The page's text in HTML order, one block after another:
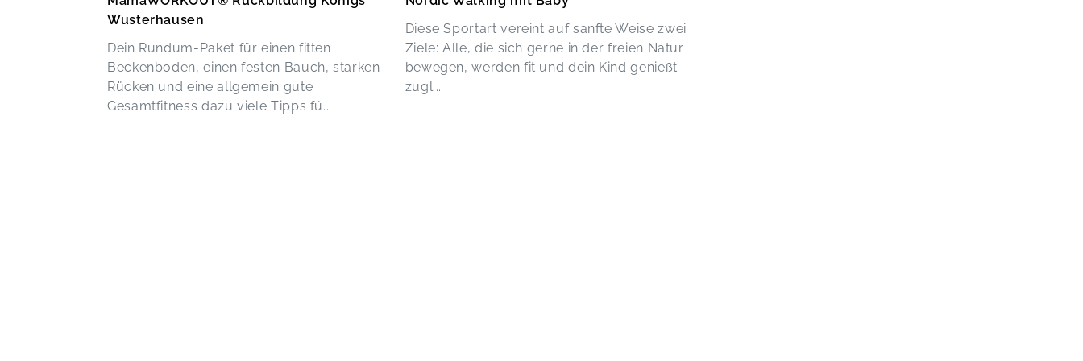
Wusterhausen
Dein Rundum-Paket für einen fitten
Beckenboden, einen festen Bauch, starken
Rücken und eine allgemein gute
Gesamtfitness dazu viele Tipps fü...
Diese Sportart vereint auf sanfte Weise zwei
Ziele: Alle, die sich gerne in der freien Natur
bewegen, werden fit und dein Kind genießt
zugl...